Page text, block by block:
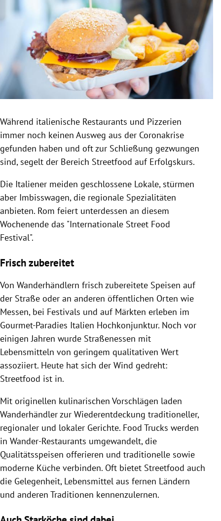
Untermenü
Untermenü
Untermenü
Untermenü
Untermenü
Während italienische Restaurants und Pizzerien
immer noch keinen Ausweg aus der Coronakrise
gefunden haben und oft zur Schließung gezwungen
sind, segelt der Bereich Streetfood auf Erfolgskurs.
Die Italiener meiden geschlossene Lokale, stürmen
aber Imbisswagen, die regionale Spezialitäten
anbieten. Rom feiert unterdessen an diesem
Wochenende das "Internationale Street Food
Festival".
Frisch zubereitet
Von Wanderhändlern frisch zubereitete Speisen auf
der Straße oder an anderen öffentlichen Orten wie
Messen, bei Festivals und auf Märkten erleben im
Gourmet-Paradies Italien Hochkonjunktur. Noch vor
einigen Jahren wurde Straßenessen mit
Lebensmitteln von geringem qualitativen Wert
assoziiert. Heute hat sich der Wind gedreht:
Streetfood ist in.
Mit originellen kulinarischen Vorschlägen laden
Wanderhändler zur Wiederentdeckung traditioneller,
regionaler und lokaler Gerichte. Food Trucks werden
in Wander-Restaurants umgewandelt, die
Qualitätsspeisen offerieren und traditionelle sowie
moderne Küche verbinden. Oft bietet Streetfood auch
die Gelegenheit, Lebensmittel aus fernen Ländern
und anderen Traditionen kennenzulernen.